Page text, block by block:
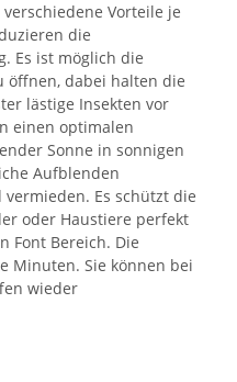
Vorteile je
die
Es ist möglich die
öffnen, dabei halten die
lästige Insekten vor
einen optimalen
Sonne in sonnigen
Aufblenden
Es schützt die
oder Haustiere perfekt
Font Bereich. Die
Minuten. Sie können bei
wieder